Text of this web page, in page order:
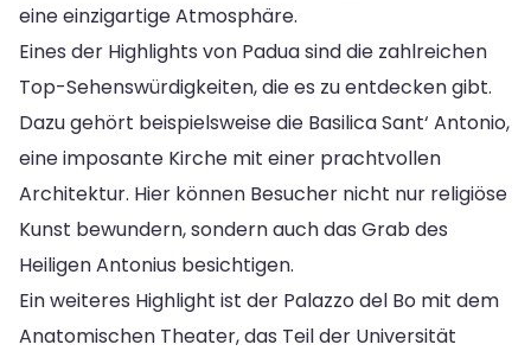
eine einzigartige Atmosphäre.
Eines der Highlights von Padua sind die zahlreichen
Top-Sehenswürdigkeiten, die es zu entdecken gibt.
Dazu gehört beispielsweise die Basilica Sant‘ Antonio,
eine imposante Kirche mit einer prachtvollen
Architektur. Hier können Besucher nicht nur religiöse
Kunst bewundern, sondern auch das Grab des
Heiligen Antonius besichtigen.
Ein weiteres Highlight ist der Palazzo del Bo mit dem
Anatomischen Theater, das Teil der Universität